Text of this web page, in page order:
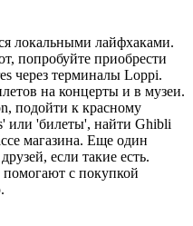
локальными лайфхаками.
попробуйте приобрести
через терминалы Loppi.
на концерты и в музеи.
подойти к красному
или 'билеты', найти Ghibli
магазина. Еще один
если такие есть.
с покупкой